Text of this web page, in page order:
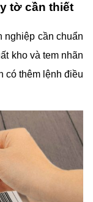
tờ cần thiết
nghiệp cần chuẩn
kho và tem nhãn
có thêm lệnh điều